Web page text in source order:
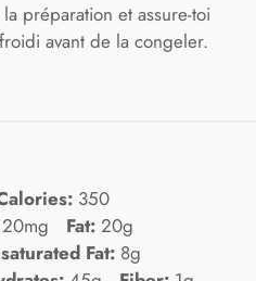
préparation et assure-toi
avant de la congeler.
350
Fat: 20g
Fat: 8g